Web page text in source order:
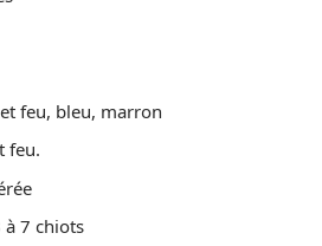
feu, bleu, marron
feu.
à 7 chiots